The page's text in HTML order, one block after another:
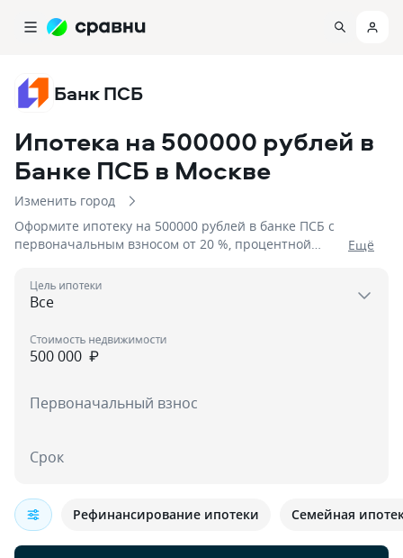
Банк ПСБ
Ипотека на 500000 рублей в
Банке ПСБ в Москве
Изменить город
Оформите ипотеку на 500000 рублей в банке ПСБ с
первоначальным взносом от 20 %, процентной
Eщё
Цель ипотеки
₽
Стоимость недвижимости
Первоначальный взнос
Срок
Рефинансирование ипотеки Семейная